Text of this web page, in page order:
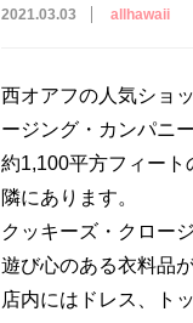
2021.03.03 allhawaii
西オアフの人気ショ
ージング・カンパニ
約1,100平方フィー
隣にあります。
クッキーズ・クロー
遊び心のある衣料品
店内にはドレス、ト